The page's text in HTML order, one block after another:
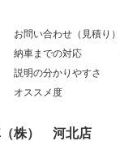
お問い合わせ（見積り）
納車までの対応
説明の分かりやすさ
オススメ度
（株） 河北店